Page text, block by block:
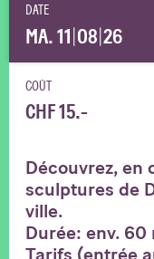
DATE
MA. 11|08|26
COÛT
CHF 15.-
Découvrez, en
sculptures de
ville.
Durée: env. 60
Tarifs (entrée